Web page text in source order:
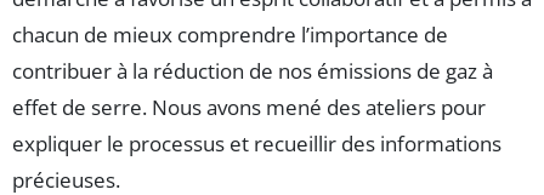
chacun de mieux comprendre l’importance de
contribuer à la réduction de nos émissions de gaz à
effet de serre. Nous avons mené des ateliers pour
expliquer le processus et recueillir des informations
précieuses.